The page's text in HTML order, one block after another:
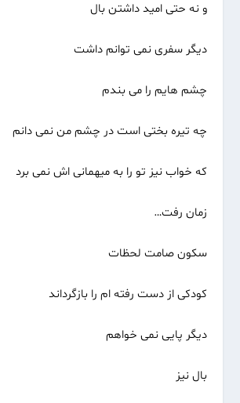
و نه حتی امید داشتن بال
دیگر سفری نمی توانم داشت
چشم هایم را می بندم
چه تیره بختى است در چشم من نمى دانم
که خواب نیز تو را به میهمانی اش نمی برد
زمان رفت…
سکون صامت لحظات
کودکی از دست رفته ام را بازگرداند
دیگر پایى نمی خواهم
بال نیز